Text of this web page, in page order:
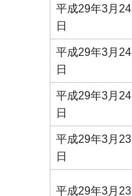
平成29年3月24
日
平成29年3月24
日
平成29年3月24
日
平成29年3月23
日
平成29年3月23